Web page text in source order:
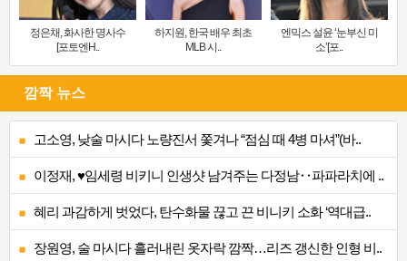
정은채, 화사한 명사수
[포토엔H..
하지원, 한국 배우 최초
MLB 시..
엔믹스 설윤 ‘눈부신 미
소’[포..
깜짝 뉴스
고소영, 낮술 마시다 노량진서 쫓겨나 “점심 때 4병 마셔”(바..
이정재, ♥임세령 비키니 인생샷 남겨주는 다정남‥파파라치에 ..
혜리 과감하게 벗었다, 탄수화물 끊고 끈 비니키 소화 ‘역대급..
장원영, 술 마시다 흘러내린 옷자락 깜짝…리즈 갱신한 인형 비..